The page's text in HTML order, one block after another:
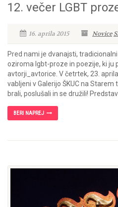
12. večer LGBT
16. aprila 2015 Novice
Pred nami je dvanajsti,
oziroma lgbt-proze in poezije, ki ju
avtorji_avtorice. V četrtek, 23.
vabljeni v Galerijo ŠKUC na
brali, poslušali in se družili!
BERI NAPREJ